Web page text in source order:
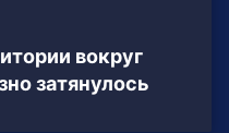
вокруг
затянулось